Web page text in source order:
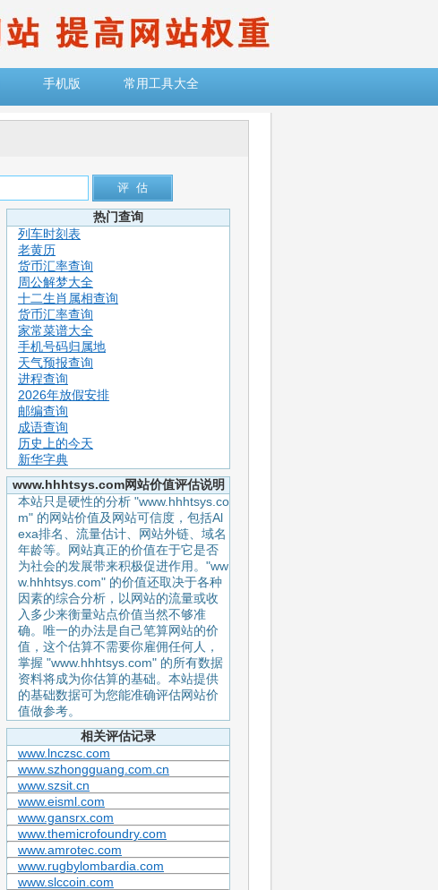
手机版 常用工具大全
热门查询
列车时刻表
老黄历
货币汇率查询
周公解梦大全
十二生肖属相查询
货币汇率查询
家常菜谱大全
手机号码归属地
天气预报查询
进程查询
2026年放假安排
邮编查询
成语查询
历史上的今天
新华字典
www.hhhtsys.com网站价值评估说明
本站只是硬性的分析 "www.hhhtsys.co
m" 的网站价值及网站可信度，包括Al
exa排名、流量估计、网站外链、域名
年龄等。网站真正的价值在于它是否
为社会的发展带来积极促进作用。"ww
w.hhhtsys.com" 的价值还取决于各种
因素的综合分析，以网站的流量或收
入多少来衡量站点价值当然不够准
确。唯一的办法是自己笔算网站的价
值，这个估算不需要你雇佣任何人，
掌握 "www.hhhtsys.com" 的所有数据
资料将成为你估算的基础。本站提供
的基础数据可为您能准确评估网站价
值做参考。
相关评估记录
www.lnczsc.com
www.szhongguang.com.cn
www.szsit.cn
www.eisml.com
www.gansrx.com
www.themicrofoundry.com
www.amrotec.com
www.rugbylombardia.com
www.slccoin.com